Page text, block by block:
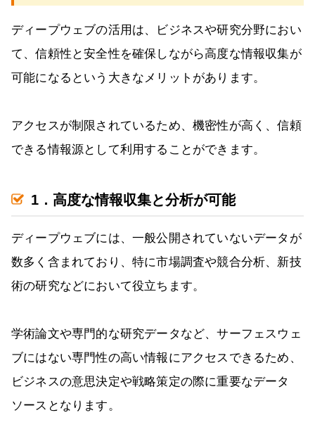
ディープウェブの活用は、ビジネスや研究分野におい
て、信頼性と安全性を確保しながら高度な情報収集が
可能になるという大きなメリットがあります。
アクセスが制限されているため、機密性が高く、信頼
できる情報源として利用することができます。
1．高度な情報収集と分析が可能
ディープウェブには、一般公開されていないデータが
数多く含まれており、特に市場調査や競合分析、新技
術の研究などにおいて役立ちます。
学術論文や専門的な研究データなど、サーフェスウェ
ブにはない専門性の高い情報にアクセスできるため、
ビジネスの意思決定や戦略策定の際に重要なデータ
ソースとなります。